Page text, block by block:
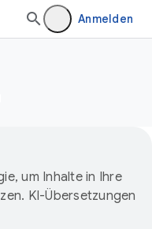
Anmelden
um Inhalte in Ihre
KI-Übersetzungen